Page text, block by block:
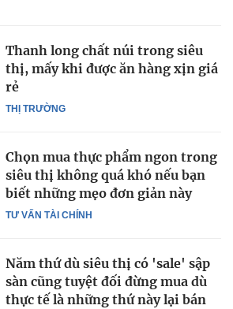
THỊ TRƯỜNG
Thanh long chất núi trong siêu
thị, mấy khi được ăn hàng xịn giá
rẻ
TƯ VẤN TÀI CHÍNH
Chọn mua thực phẩm ngon trong
siêu thị không quá khó nếu bạn
biết những mẹo đơn giản này
Năm thứ dù siêu thị có 'sale' sập
sàn cũng tuyệt đối đừng mua dù
thực tế là những thứ này lại bán